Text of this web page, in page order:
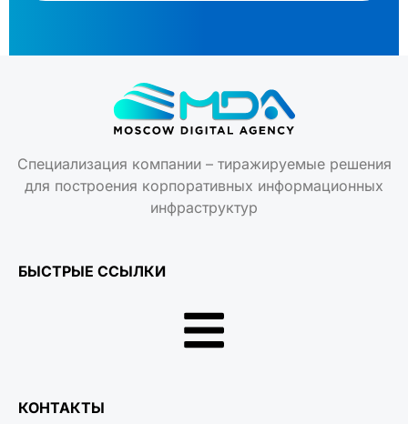
Специализация компании – тиражируемые решения
для построения корпоративных информационных
инфраструктур
БЫСТРЫЕ ССЫЛКИ
КОНТАКТЫ